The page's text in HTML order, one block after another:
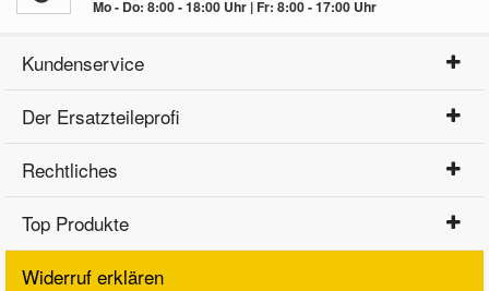
Mo - Do: 8:00 - 18:00 Uhr | Fr: 8:00 - 17:00 Uhr
Kundenservice
Der Ersatzteileprofi
Rechtliches
Top Produkte
Widerruf erklären